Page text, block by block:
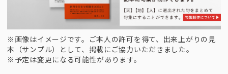
※画像はイメージです。ご本人の許可を得て、出来上がりの見
本（サンプル）として、掲載にご協力いただきました。
※予定は変更になる可能性があります。